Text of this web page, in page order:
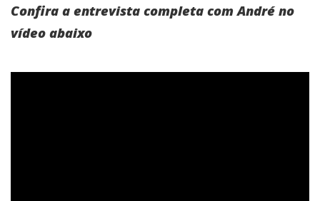
Confira a entrevista completa com André no
vídeo abaixo